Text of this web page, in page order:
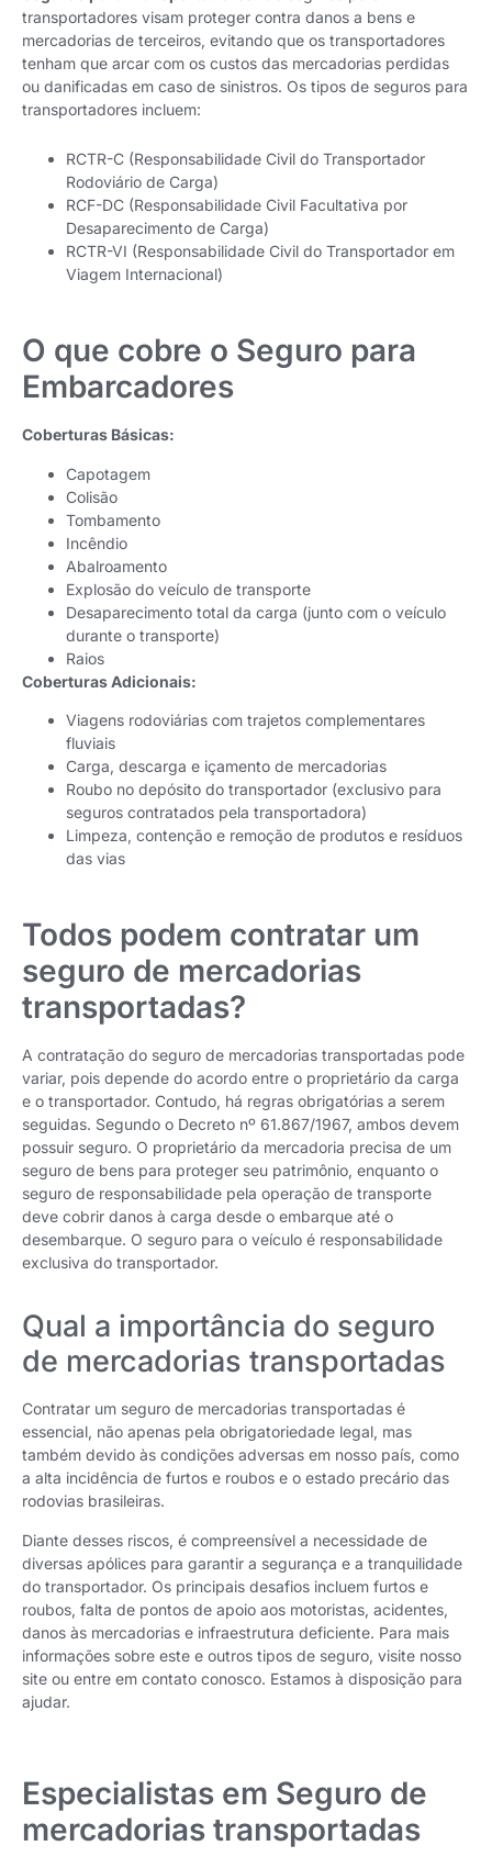
transportadores visam proteger contra danos a bens e
mercadorias de terceiros, evitando que os transportadores
tenham que arcar com os custos das mercadorias perdidas
ou danificadas em caso de sinistros. Os tipos de seguros para
transportadores incluem:
RCTR-C (Responsabilidade Civil do Transportador
Rodoviário de Carga)
RCF-DC (Responsabilidade Civil Facultativa por
Desaparecimento de Carga)
RCTR-VI (Responsabilidade Civil do Transportador em
Viagem Internacional)
O que cobre o Seguro para
Embarcadores
Coberturas Básicas:
Capotagem
Colisão
Tombamento
Incêndio
Abalroamento
Explosão do veículo de transporte
Desaparecimento total da carga (junto com o veículo
durante o transporte)
Raios
Coberturas Adicionais:
Viagens rodoviárias com trajetos complementares
fluviais
Carga, descarga e içamento de mercadorias
Roubo no depósito do transportador (exclusivo para
seguros contratados pela transportadora)
Limpeza, contenção e remoção de produtos e resíduos
das vias
Todos podem contratar um
seguro de mercadorias
transportadas?
A contratação do seguro de mercadorias transportadas pode
variar, pois depende do acordo entre o proprietário da carga
e o transportador. Contudo, há regras obrigatórias a serem
seguidas. Segundo o Decreto nº 61.867/1967, ambos devem
possuir seguro. O proprietário da mercadoria precisa de um
seguro de bens para proteger seu patrimônio, enquanto o
seguro de responsabilidade pela operação de transporte
deve cobrir danos à carga desde o embarque até o
desembarque. O seguro para o veículo é responsabilidade
exclusiva do transportador.
Qual a importância do seguro
de mercadorias transportadas
Contratar um seguro de mercadorias transportadas é
essencial, não apenas pela obrigatoriedade legal, mas
também devido às condições adversas em nosso país, como
a alta incidência de furtos e roubos e o estado precário das
rodovias brasileiras.
Diante desses riscos, é compreensível a necessidade de
diversas apólices para garantir a segurança e a tranquilidade
do transportador. Os principais desafios incluem furtos e
roubos, falta de pontos de apoio aos motoristas, acidentes,
danos às mercadorias e infraestrutura deficiente. Para mais
informações sobre este e outros tipos de seguro, visite nosso
site ou entre em contato conosco. Estamos à disposição para
ajudar.
Especialistas em Seguro de
mercadorias transportadas